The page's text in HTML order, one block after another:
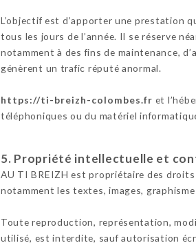
L’objectif est d’apporter une prestation
tous les jours de l’année. Il se réserve
notamment à des fins de maintenance,
génèrent un trafic réputé anormal.
https://ti-breizh-colombes.fr et
téléphoniques ou du matériel
5. Propriété intellectuelle et
AU TI BREIZH est propriétaire des
notamment les textes, images,
Toute reproduction, représentation,
utilisé, est interdite, sauf autorisation